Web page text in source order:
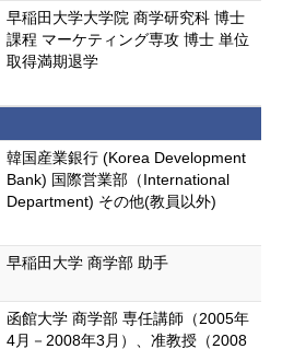
早稲田大学大学院 商学研究科 博士
課程 マーケティング専攻 博士 単位
取得満期退学
韓国産業銀行 (Korea Development
Bank) 国際営業部（International
Department) その他(教員以外)
早稲田大学 商学部 助手
函館大学 商学部 専任講師（2005年
4月－2008年3月）、准教授（2008